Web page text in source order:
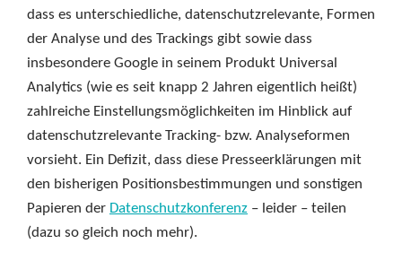
dass es unterschiedliche, datenschutzrelevante, Formen
der Analyse und des Trackings gibt sowie dass
insbesondere Google in seinem Produkt Universal
Analytics (wie es seit knapp 2 Jahren eigentlich heißt)
zahlreiche Einstellungsmöglichkeiten im Hinblick auf
datenschutzrelevante Tracking- bzw. Analyseformen
vorsieht. Ein Defizit, dass diese Presseerklärungen mit
den bisherigen Positionsbestimmungen und sonstigen
Papieren der Datenschutzkonferenz – leider – teilen
(dazu so gleich noch mehr).